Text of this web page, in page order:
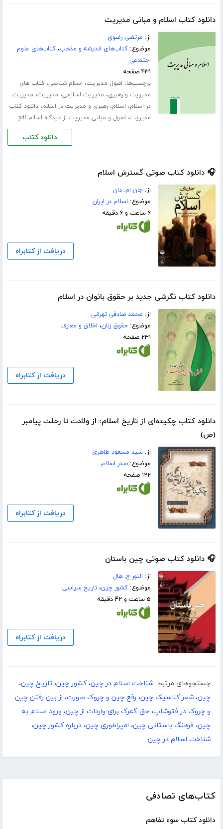
کتاب‌های تصادفی
دانلود کتاب سوء تفاهم
دانلود کتاب اسلام و مبانی مدیریت
از: مرتضی رضوی
موضوع:کتاب‌های اندیشه و مذهب،کتاب‌های علوم
اجتماعی
۴۳۱ صفحه
برچسب‌ها: اصول مدیریت، اسلام شناسی،کتاب های
مدیریت و رهبری، مدیریت اسلامی، مدیریت، مدیریت
در اسلام، اسلام،رهبری و مدیریت در اسلام،دانلود کتاب
مدیریت، اصول و مبانی مدیریت از دیدگاه اسلام pdf
دانلود کتاب
🎧 دانلود کتاب صوتی گسترش اسلام
از:جان ام. دان
موضوع: اسلام در ایران
۶ ساعت و ۶ دقیقه
دریافت از کتابراه
دانلود کتاب نگرشی جدید بر حقوق بانوان در اسلام
از: محمد صادقی تهرانی
موضوع:حقوق زنان، اخلاق و معارف
۲۳۱ صفحه
دریافت از کتابراه
دانلود کتاب چکیده‌ای از تاریخ اسلام: از ولادت تا رحلت پیامبر
(ص)
از:سید مسعود طاهری
موضوع:صدر اسلام
۱۲۲ صفحه
دریافت از کتابراه
🎧 دانلود کتاب صوتی چین باستان
از: النور ج. هال
موضوع:کشور چین،تاریخ سیاسی
۵ ساعت و ۴۲ دقیقه
دریافت از کتابراه
جستجوهای مرتبط: شناخت اسلام در چین،کشور چین، تاریخ چین،
چین، شعر کلاسیک چین، رفع چین و چروک‌‌ صورت، از بین رفتن چین
و چروک در فتوشاپ، حق گمرک برای واردات از چین، ورود اسلام به
چین، فرهنگ باستانی چین، امپراطوری چین، درباره کشور چین،
شناخت اسلام در چین